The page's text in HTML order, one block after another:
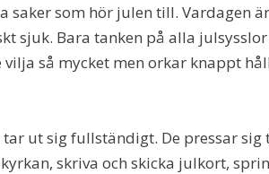
saker som hör julen till. Vardagen
sjuk. Bara tanken på alla
så mycket men orkar knappt
tar ut sig fullständigt. De pressar
skriva och skicka julkort,